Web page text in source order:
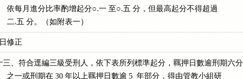
依每月進分比率酌增起分○.一 至○.五 分，但最高起分不得超過
二.五 分。（如附表一）
修正
三、符合逕編三級受刑人，依下表所列標準起分，羈押日數逾刑期六分
之一或刑期在 30 年以上羈押日數逾 5  年部分，得由管教小組研